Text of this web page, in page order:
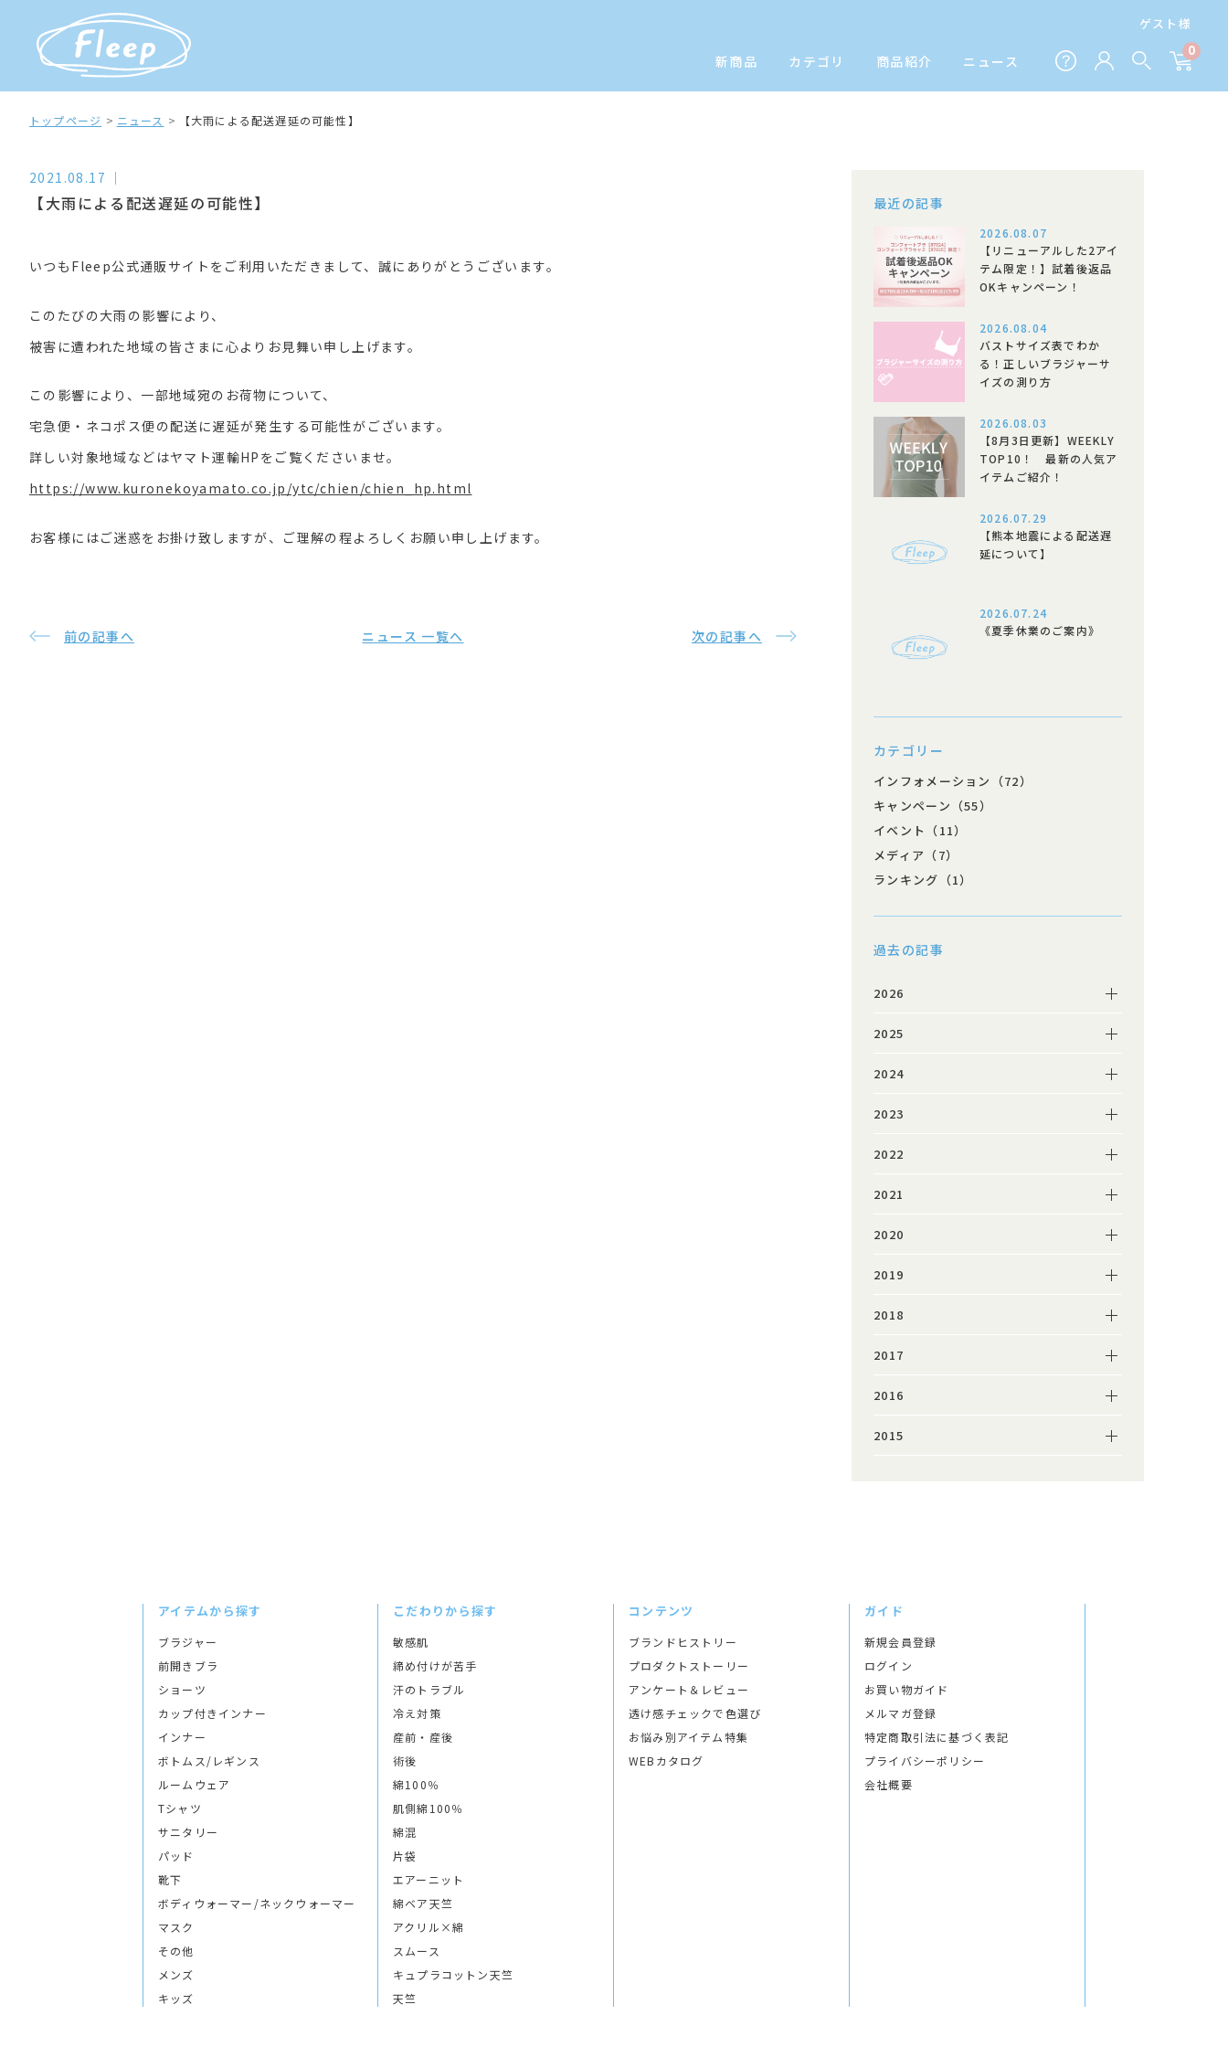
ゲスト様
新商品 カテゴリ 商品紹介 ニュース
0
トップページ ニュース 【大雨による配送遅延の可能性】
2021.08.17
【大雨による配送遅延の可能性】
いつもFleep公式通販サイトをご利用いただきまして、誠にありがとうございます。
このたびの大雨の影響により、
被害に遭われた地域の皆さまに心よりお見舞い申し上げます。
この影響により、一部地域宛のお荷物について、
宅急便・ネコポス便の配送に遅延が発生する可能性がございます。
詳しい対象地域などはヤマト運輸HPをご覧くださいませ。
https://www.kuronekoyamato.co.jp/ytc/chien/chien_hp.html
お客様にはご迷惑をお掛け致しますが、ご理解の程よろしくお願い申し上げます。
前の記事へ ニュース 一覧へ 次の記事へ
最近の記事
2026.08.07
【リニューアルした2アイ
テム限定！】試着後返品
OKキャンペーン！
2026.08.04
バストサイズ表でわか
る！正しいブラジャーサ
イズの測り方
2026.08.03
【8月3日更新】WEEKLY
TOP10！ 最新の人気ア
イテムご紹介！
2026.07.29
【熊本地震による配送遅
延について】
2026.07.24
《夏季休業のご案内》
カテゴリー
インフォメーション（72）
キャンペーン（55）
イベント（11）
メディア（7）
ランキング（1）
過去の記事
2026
2025
2024
2023
2022
2021
2020
2019
2018
2017
2016
2015
アイテムから探す
ブラジャー
前開きブラ
ショーツ
カップ付きインナー
インナー
ボトムス/レギンス
ルームウェア
Tシャツ
サニタリー
パッド
靴下
ボディウォーマー/ネックウォーマー
マスク
その他
メンズ
キッズ
こだわりから探す
敏感肌
締め付けが苦手
汗のトラブル
冷え対策
産前・産後
術後
綿100％
肌側綿100％
綿混
片袋
エアーニット
綿ベア天竺
アクリル×綿
スムース
キュプラコットン天竺
天竺
コンテンツ
ブランドヒストリー
プロダクトストーリー
アンケート＆レビュー
透け感チェックで色選び
お悩み別アイテム特集
WEBカタログ
ガイド
新規会員登録
ログイン
お買い物ガイド
メルマガ登録
特定商取引法に基づく表記
プライバシーポリシー
会社概要